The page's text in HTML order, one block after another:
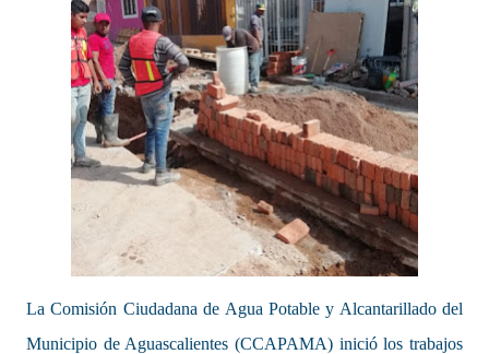
La Comisión Ciudadana de Agua Potable y Alcantarillado del
Municipio de Aguascalientes (CCAPAMA) inició los trabajos